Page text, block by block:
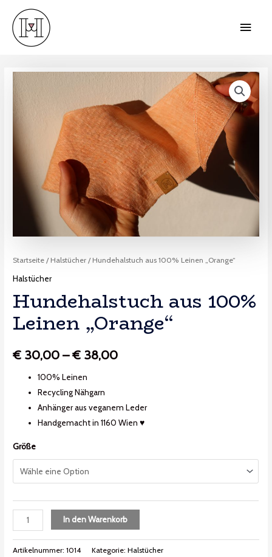
Startseite /Halstücher / Hundehalstuch aus 100% Leinen „Orange“
Halstücher
Hundehalstuch aus 100%
Leinen „Orange“
€ 30,00 –€ 38,00
100% Leinen
Recycling Nähgarn
Anhänger aus veganem Leder
Handgemacht in 1160 Wien ♥
Größe
In den Warenkorb
Artikelnummer:1014 Kategorie:Halstücher